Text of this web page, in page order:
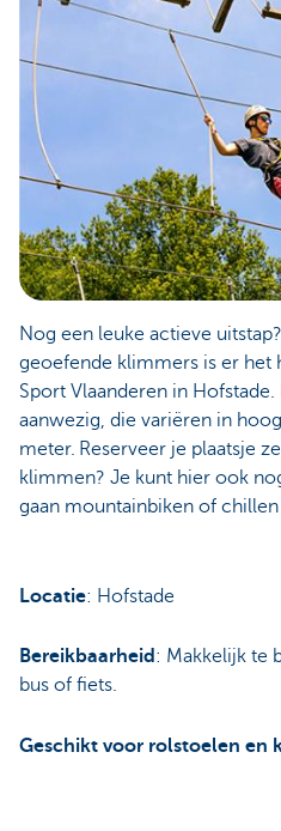
Nog een leuke actieve
geoefende klimmers is er het
Sport Vlaanderen in
aanwezig, die variëren in
meter. Reserveer je plaatsje
klimmen? Je kunt hier ook
gaan mountainbiken of
Locatie: Hofstade
Bereikbaarheid : Makkelijk te
bus of fiets.
Geschikt voor rolstoelen en